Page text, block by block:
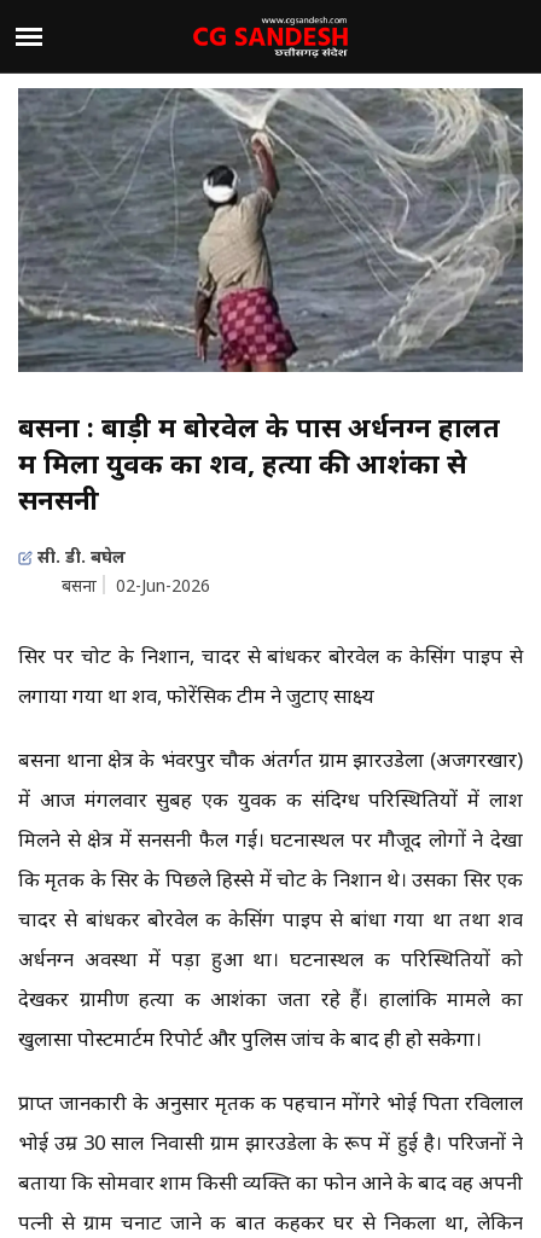
बसना : बाड़ी में बोरवेल के पास अर्धनग्न हालत
में मिला युवक का शव, हत्या की आशंका से
सनसनी
सी. डी. बघेल
बसना
02-Jun-2026
सिर पर चोट के निशान, चादर से बांधकर बोरवेल की केसिंग पाइप से
लगाया गया था शव, फोरेंसिक टीम ने जुटाए साक्ष्य
बसना थाना क्षेत्र के भंवरपुर चौकी अंतर्गत ग्राम झारउडेला (अजगरखार)
में आज मंगलवार सुबह एक युवक की संदिग्ध परिस्थितियों में लाश
मिलने से क्षेत्र में सनसनी फैल गई। घटनास्थल पर मौजूद लोगों ने देखा
कि मृतक के सिर के पिछले हिस्से में चोट के निशान थे। उसका सिर एक
चादर से बांधकर बोरवेल की केसिंग पाइप से बांधा गया था तथा शव
अर्धनग्न अवस्था में पड़ा हुआ था। घटनास्थल की परिस्थितियों को
देखकर ग्रामीण हत्या की आशंका जता रहे हैं। हालांकि मामले का
खुलासा पोस्टमार्टम रिपोर्ट और पुलिस जांच के बाद ही हो सकेगा।
प्राप्त जानकारी के अनुसार मृतक की पहचान मोंगरे भोई पिता रविलाल
भोई उम्र 30 साल निवासी ग्राम झारउडेला के रूप में हुई है। परिजनों ने
बताया कि सोमवार शाम किसी व्यक्ति का फोन आने के बाद वह अपनी
पत्नी से ग्राम चनाट जाने की बात कहकर घर से निकला था, लेकिन